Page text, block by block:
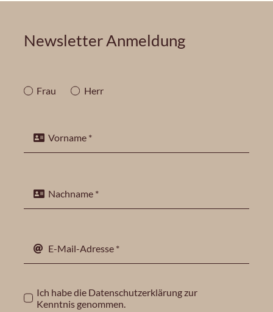
Newsletter Anmeldung
Frau Herr
Ich habe die Datenschutzerklärungzur
Kenntnis genommen.